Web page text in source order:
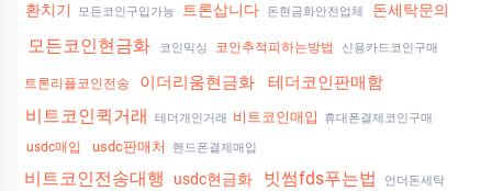
환치기 모든코인구입가능 트론삽니다 돈현금화안전업체 돈세탁문의
모든코인현금화 코인믹싱 코인추적피하는방법 신용카드코인구매
트론리플코인전송 이더리움현금화 테더코인판매함
비트코인퀵거래 테더개인거래 비트코인매입 휴대폰결제코인구매
usdc매입 usdc판매처 핸드폰결제매입
비트코인전송대행 usdc현금화 빗썸fds푸는법 언더돈세탁